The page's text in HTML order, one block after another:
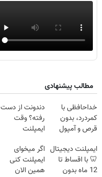
مطالب پیشنهادی
خداحافظی با
کمردرد، بدون
قرص و آمپول
دندونت از دست
رفته؟ وقت
ایمپلنت
ایمپلنت دیجیتال
🦷 با اقساط تا
12 ماه بدون
اگر میخوای
ایمپلنت کنی
همین الان